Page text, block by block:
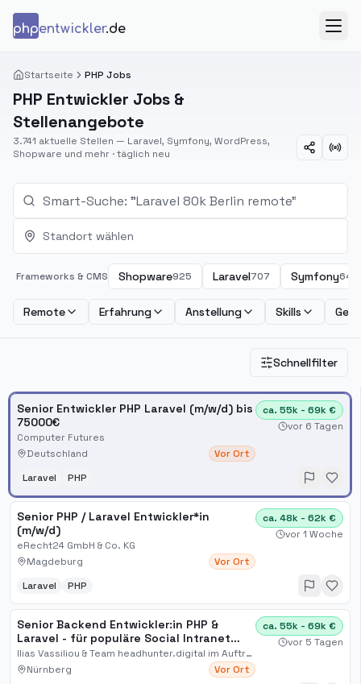
phpentwickler.de
Startseite PHP Jobs
PHP Entwickler Jobs &
Stellenangebote
3.741 aktuelle Stellen — Laravel, Symfony, WordPress,
Shopware und mehr · täglich neu
Standort wählen
Frameworks & CMS Shopware925 Laravel707 Symfony644
Remote Erfahrung Anstellung Skills
Schnellfilter
Senior Entwickler PHP Laravel (m/w/d) bis
75000€
Computer Futures
Deutschland
Vor Ort
ca. 55k - 69k €
vor 6 Tagen
Laravel PHP
Senior PHP / Laravel Entwickler*in
(m/w/d)
eRecht24 GmbH & Co. KG
Magdeburg
Vor Ort
ca. 48k - 62k €
vor 1 Woche
Laravel PHP
Senior Backend Entwickler:in PHP &
Laravel - für populäre Social Intranet
Plattform (Nürnberg & remote) *
Ilias Vassiliou & Team headhunter.digital im Auftrag
Nürnberg
Vor Ort
ca. 55k - 69k €
vor 5 Tagen